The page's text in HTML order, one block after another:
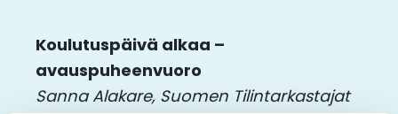
Koulutuspäivä alkaa –
avauspuheenvuoro
Sanna Alakare, Suomen Tilintarkastajat